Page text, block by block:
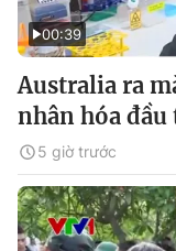
00:39
Australia ra
nhân hóa đầu
5 giờ trước